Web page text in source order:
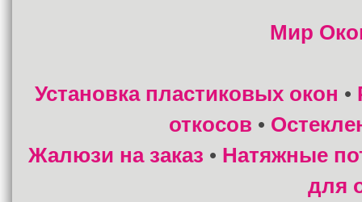
Мир
Установка пластиковых окон •
откосов •
Жалюзи на заказ • Натяжные
для